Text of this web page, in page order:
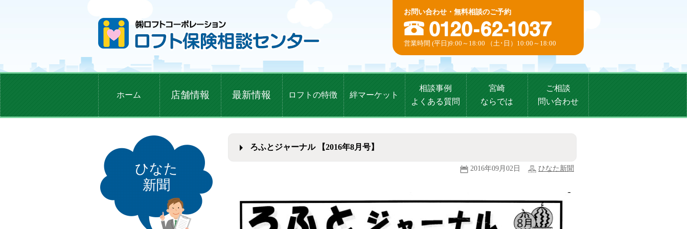
お問い合わせ・無料相談のご予約
営業時間 (平日)9:00～18:00 （土･日）10:00～18:00
ホーム 店舗情報 最新情報 ロフトの特徴 絆マーケット
相談事例
よくある質問
宮崎
ならでは
ご相談
問い合わせ
ひなた
新聞
ろふとジャーナル 【2016年8月号】
2016年09月02日 ひなた新聞